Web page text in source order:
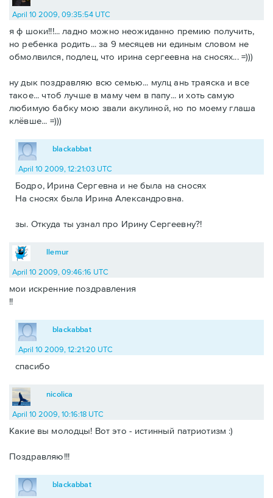
April 10 2009, 09:35:54 UTC
я ф шоки!!!... ладно можно неожиданно премию получить,
но ребенка родить... за 9 месяцев ни единым словом не
обмолвился, подлец, что ирина сергеевна на сносях... =)))
ну дык поздравляю всю семью... мулц ань траяска и все
такое... чтоб лучше в маму чем в папу... и хоть самую
любимую бабку мою звали акулиной, но по моему глаша
клёвше... =)))
blackabbat
April 10 2009, 12:21:03 UTC
Бодро, Ирина Сергевна и не была на сносях
На сносях была Ирина Александровна.
зы. Откуда ты узнал про Ирину Сергеевну?!
llemur
April 10 2009, 09:46:16 UTC
мои искренние поздравления
!!
blackabbat
April 10 2009, 12:21:20 UTC
спасибо
nicolica
April 10 2009, 10:16:18 UTC
Какие вы молодцы! Вот это - истинный патриотизм :)
Поздравляю!!!
blackabbat